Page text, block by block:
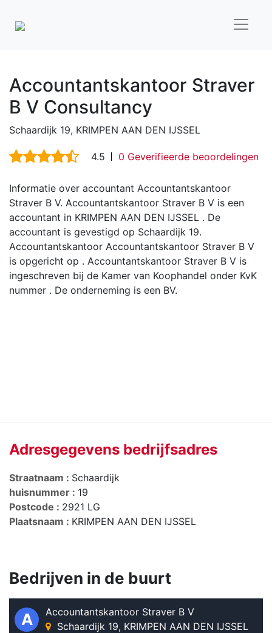
Accountantskantoor Straver
B V Consultancy
Schaardijk 19, KRIMPEN AAN DEN IJSSEL
4.5 0 Geverifieerde beoordelingen
Informatie over accountant Accountantskantoor
Straver B V. Accountantskantoor Straver B V is een
accountant in KRIMPEN AAN DEN IJSSEL . De
accountant is gevestigd op Schaardijk 19.
Accountantskantoor Accountantskantoor Straver B V
is opgericht op . Accountantskantoor Straver B V is
ingeschreven bij de Kamer van Koophandel onder KvK
nummer . De onderneming is een BV.
Adresgegevens bedrijfsadres
Straatnaam : Schaardijk
huisnummer : 19
Postcode : 2921 LG
Plaatsnaam : KRIMPEN AAN DEN IJSSEL
Bedrijven in de buurt
A
Accountantskantoor Straver B V
Schaardijk 19, KRIMPEN AAN DEN IJSSEL